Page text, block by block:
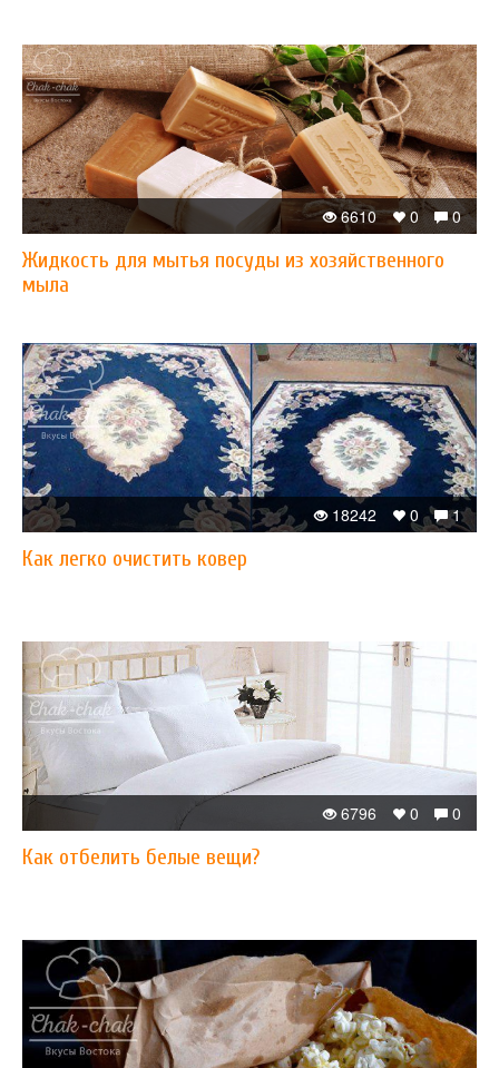
0
0
6610
Жидкость для мытья посуды из хозяйственного
мыла
1
0
18242
Как легко очистить ковер
0
0
6796
Как отбелить белые вещи?